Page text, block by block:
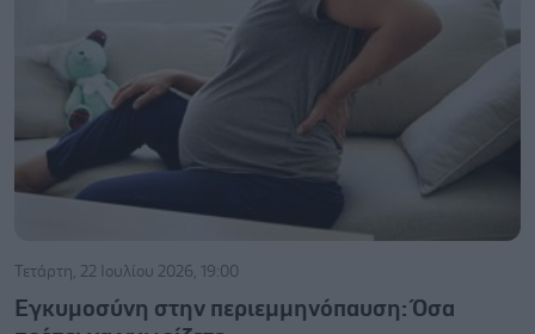
Τετάρτη, 22 Ιουλίου 2026, 19:00
Εγκυμοσύνη στην περιεμμηνόπαυση: Όσα